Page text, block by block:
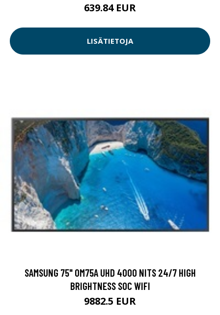
639.84 EUR
LISÄTIETOJA
SAMSUNG 75" OM75A UHD 4000 NITS 24/7 HIGH
BRIGHTNESS SOC WIFI
9882.5 EUR